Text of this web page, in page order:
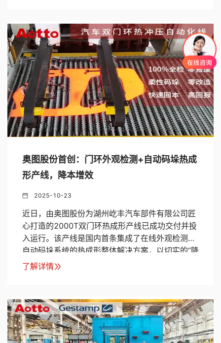
奥图股份首创：门环外观检测+自动码垛热成
形产线，降本增效
2025-10-23
近日，由奥图股份为湖州屹丰汽车部件有限公司匠
心打造的2000T双门环热成形产线已成功交付并投
入运行。该产线是国内首条集成了在线外观检测与
自动码垛系统的热成形整体解决方案，以切实的“降
本、增效、控风险”价值，为客户带来了全新的生产
了解详情